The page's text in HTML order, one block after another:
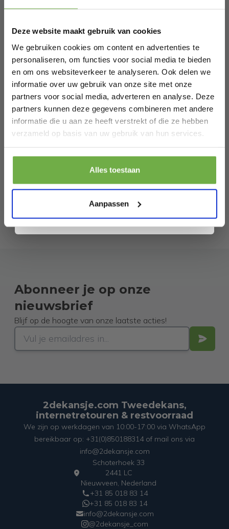
Deze website maakt gebruik van cookies
We gebruiken cookies om content en advertenties te
personaliseren, om functies voor social media te bieden
en om ons websiteverkeer te analyseren. Ook delen we
informatie over uw gebruik van onze site met onze
partners voor social media, adverteren en analyse. Deze
partners kunnen deze gegevens combineren met andere
informatie die u aan ze heeft verstrekt of die ze hebben
verzameld op basis van uw gebruik van hun services.
Alles toestaan
Aanpassen
Gerelateerde producten
Tuinklauw GG921-06 - Woelvork - In
Lengte Verstelbaar 97-106CM - Aarde
Losmaken, Onkruid Wieden, Grond
Beluchten, Kultiveren - Blauw/Goud
Prijs op bol.com
€ 44,99
€ 32,39
-28%
Abonneer je op onze
nieuwsbrief
Blijf op de hoogte van onze laatste acties!
2dekansje.com Tweedekans,
internetretouren & restvoorraad
We zijn op werkdagen van 10:00-17:00 via WhatsApp
bereikbaar op: +31(0)850188314 of mail ons via
info@2dekansje.com
Schoterhoek 33
2441 LC
Nieuwveen, Nederland
+31 85 018 83 14
+31 85 018 83 14
info@2dekansje.com
@2dekansje_com
Schrijf je in en ontvang
Bij 2dekansje.com profiteer je van
kortingen tot wel 70%.
Laat ons weten wanneer je jarig bent
Pak € 5,- korting
. Je kunt je op elk moment weer afmelden.